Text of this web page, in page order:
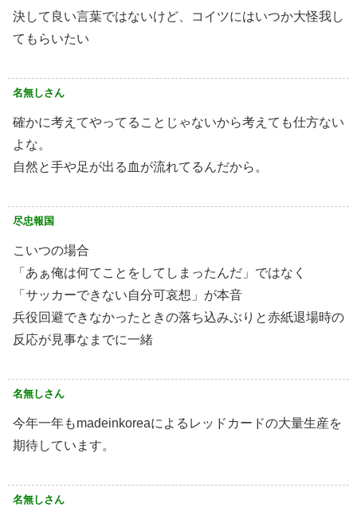
決して良い言葉ではないけど、コイツにはいつか大怪我し
てもらいたい
名無しさん
確かに考えてやってることじゃないから考えても仕方ない
よな。
自然と手や足が出る血が流れてるんだから。
尽忠報国
こいつの場合
「あぁ俺は何てことをしてしまったんだ」ではなく
「サッカーできない自分可哀想」が本音
兵役回避できなかったときの落ち込みぶりと赤紙退場時の
反応が見事なまでに一緒
名無しさん
今年一年もmadeinkoreaによるレッドカードの大量生産を
期待しています。
名無しさん